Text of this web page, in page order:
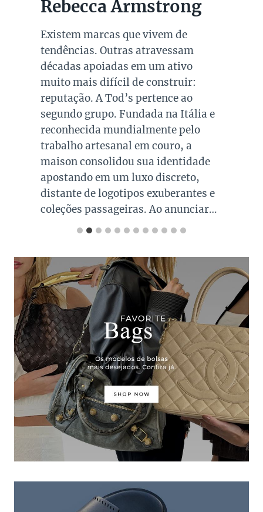
Rebecca Armstrong
Existem marcas que vivem de
tendências. Outras atravessam
décadas apoiadas em um ativo
muito mais difícil de construir:
reputação. A Tod’s pertence ao
segundo grupo. Fundada na Itália e
reconhecida mundialmente pelo
trabalho artesanal em couro, a
maison consolidou sua identidade
apostando em um luxo discreto,
distante de logotipos exuberantes e
coleções passageiras. Ao anunciar…